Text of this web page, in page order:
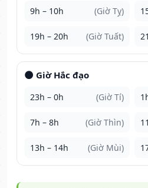
9h – 10h (Giờ Tỵ)
19h – 20h (Giờ Tuất)
🌑 Giờ Hắc đạo
23h – 0h (Giờ Tí)
7h – 8h (Giờ Thìn)
13h – 14h (Giờ Mùi)